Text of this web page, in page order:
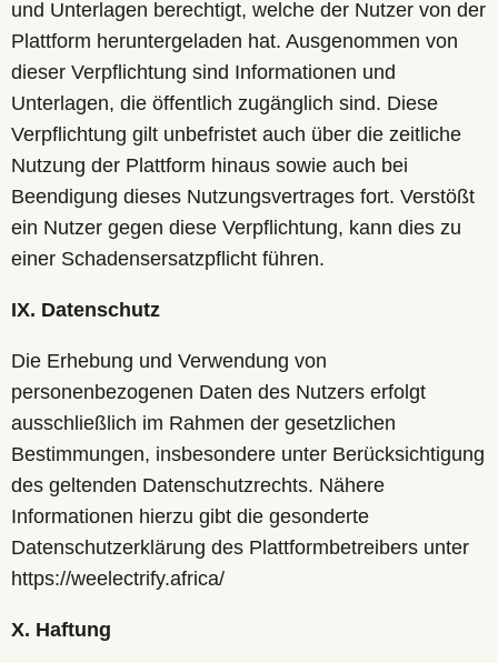
und Unterlagen berechtigt, welche der Nutzer von der
Plattform heruntergeladen hat. Ausgenommen von
dieser Verpflichtung sind Informationen und
Unterlagen, die öffentlich zugänglich sind. Diese
Verpflichtung gilt unbefristet auch über die zeitliche
Nutzung der Plattform hinaus sowie auch bei
Beendigung dieses Nutzungsvertrages fort. Verstößt
ein Nutzer gegen diese Verpflichtung, kann dies zu
einer Schadensersatzpflicht führen.
IX. Datenschutz
Die Erhebung und Verwendung von
personenbezogenen Daten des Nutzers erfolgt
ausschließlich im Rahmen der gesetzlichen
Bestimmungen, insbesondere unter Berücksichtigung
des geltenden Datenschutzrechts. Nähere
Informationen hierzu gibt die gesonderte
Datenschutzerklärung des Plattformbetreibers unter
https://weelectrify.africa/
X. Haftung